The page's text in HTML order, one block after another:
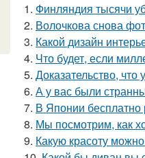
1. Финляндия тысячи
2. Волочкова снова
3. Какой дизайн
4. Что будет, если
5. Доказательство, что
6. А у вас были
7. В Японии бесплатно
8. Мы посмотрим, как
9. Какую красоту